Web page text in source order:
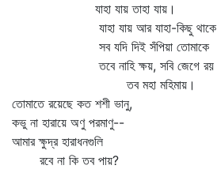
যাহা যায় তাহা যায়।
যাহা যায় আর যাহা-কিছু থাকে
সব যদি দিই সঁপিয়া তোমাকে
তবে নাহি ক্ষয়, সবি জেগে রয়
তব মহা মহিমায়।
তোমাতে রয়েছে কত শশী ভানু,
কভু না হারায়ে অণু পরমাণু--
আমার ক্ষুদ্র হারাধনগুলি
রবে না কি তব পায়?